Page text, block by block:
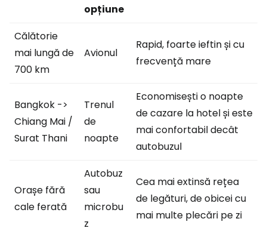
opțiune
Călătorie
mai lungă de
700 km
Avionul
Rapid, foarte ieftin și cu
frecvență mare
Bangkok ->
Chiang Mai /
Surat Thani
Trenul
de
noapte
Economisești o noapte
de cazare la hotel și este
mai confortabil decât
autobuzul
Orașe fără
cale ferată
Autobuz
sau
microbu
z
Cea mai extinsă rețea
de legături, de obicei cu
mai multe plecări pe zi